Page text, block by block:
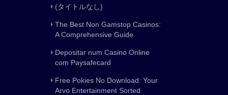
(タイトルなし)
The Best Non Gamstop Casinos:
A Comprehensive Guide
Depositar num Casino Online
com Paysafecard
Free Pokies No Download: Your
Arvo Entertainment Sorted